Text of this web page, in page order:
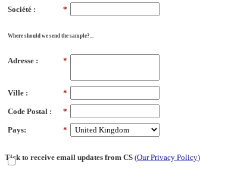
*
Société :
Where should we send the sample?...
*
Adresse :
*
Ville :
*
Code Postal :
*
Pays:
Tick to receive email updates from CS (Our Privacy Policy)